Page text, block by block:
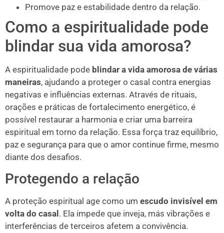
Promove paz e estabilidade dentro da relação.
Como a espiritualidade pode
blindar sua vida amorosa?
A espiritualidade pode blindar a vida amorosa de várias
maneiras, ajudando a proteger o casal contra energias
negativas e influências externas. Através de rituais,
orações e práticas de fortalecimento energético, é
possível restaurar a harmonia e criar uma barreira
espiritual em torno da relação. Essa força traz equilíbrio,
paz e segurança para que o amor continue firme, mesmo
diante dos desafios.
Protegendo a relação
A proteção espiritual age como um escudo invisível em
volta do casal . Ela impede que inveja, más vibrações e
interferências de terceiros afetem a convivência.